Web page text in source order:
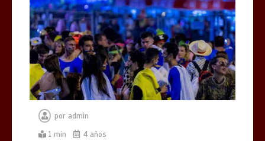
por admin
1 min
4 años